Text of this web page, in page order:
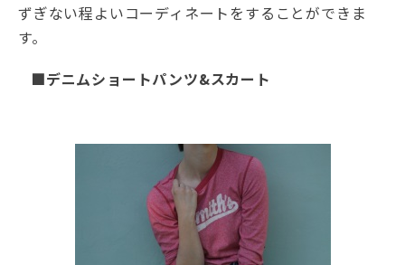
ずぎない程よいコーディネートをすることができま
す。
■デニムショートパンツ&スカート